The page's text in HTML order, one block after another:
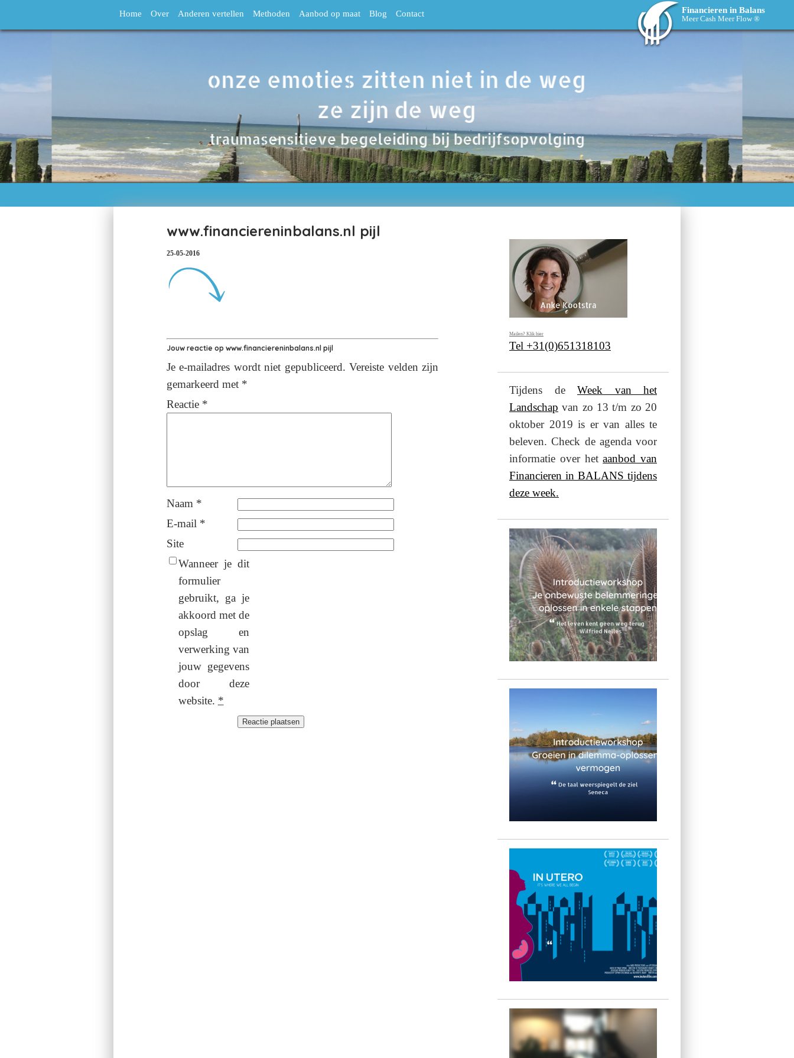
Home Over Anderen vertellen Methoden Aanbod op maat Blog Contact Financieren in Balans
Meer Cash Meer Flow ®
www.financiereninbalans.nl pijl
25-05-2016
Jouw reactie op www.financiereninbalans.nl pijl
Je e-mailadres wordt niet gepubliceerd. Vereiste velden zijn
gemarkeerd met *
Reactie *
Naam *
E-mail *
Site
Wanneer je dit
formulier
gebruikt, ga je
akkoord met de
opslag en
verwerking van
jouw gegevens
door deze
website. *
Mailen? Klik hier
Tel +31(0)651318103
Tijdens de Week van het
Landschap van zo 13 t/m zo 20
oktober 2019 is er van alles te
beleven. Check de agenda voor
informatie over hetaanbod van
Financieren in BALANS tijdens
deze week.